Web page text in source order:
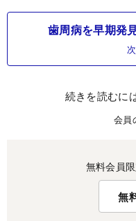
歯周病を早期発
続きを読むに
会員
無料会員
無